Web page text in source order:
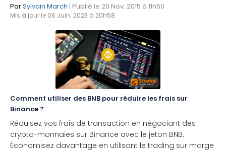
ParSylvain March | Publié le 20 Nov. 2015 à 11h50
Mis à jour le 06 Juin. 2023 à 20h58
Comment utiliser des BNB pour réduire les frais sur
Binance ?
Réduisez vos frais de transaction en négociant des
crypto-monnaies sur Binance avec le jeton BNB.
Économisez davantage en utilisant le trading sur marge